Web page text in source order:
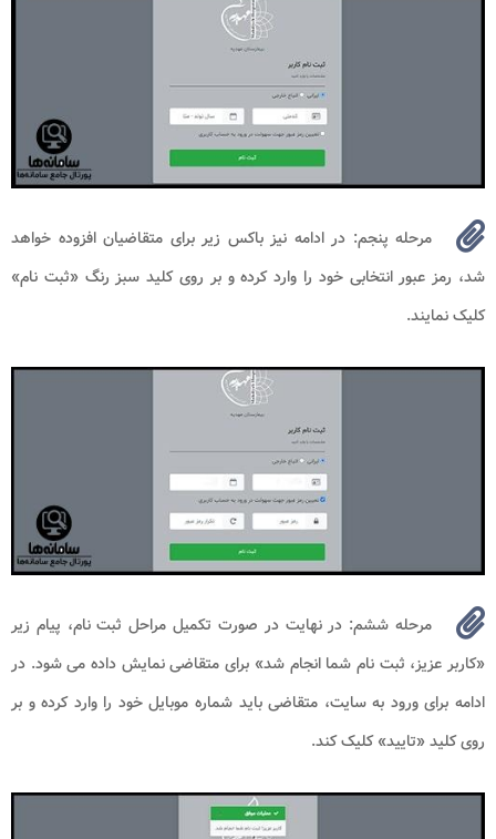
مرحله پنجم: در ادامه نیز باکس زیر برای متقاضیان افزوده خواهد
شد، رمز عبور انتخابی خود را وارد کرده و بر روی کلید سبز رنگ «ثبت نام»
کلیک نمایند.
مرحله ششم: در نهایت در صورت تکمیل مراحل ثبت نام، پیام زیر
«کاربر عزیز، ثبت نام شما انجام شد» برای متقاضی نمایش داده می شود. در
ادامه برای ورود به سایت، متقاضی باید شماره موبایل خود را وارد کرده و بر
روی کلید «تایید» کلیک کند.